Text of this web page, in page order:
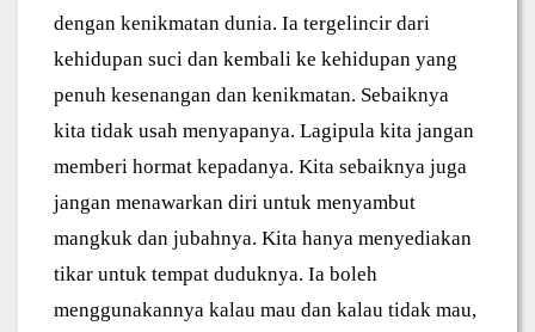
dengan kenikmatan dunia. Ia tergelincir dari
kehidupan suci dan kembali ke kehidupan yang
penuh kesenangan dan kenikmatan. Sebaiknya
kita tidak usah menyapanya. Lagipula kita jangan
memberi hormat kepadanya. Kita sebaiknya juga
jangan menawarkan diri untuk menyambut
mangkuk dan jubahnya. Kita hanya menyediakan
tikar untuk tempat duduknya. Ia boleh
menggunakannya kalau mau dan kalau tidak mau,